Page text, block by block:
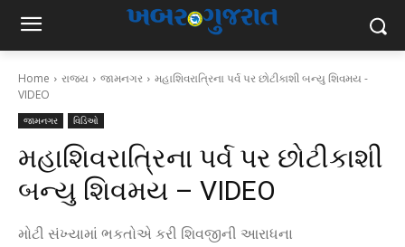
Home રાજ્ય જામનગર
મહાશિવરાત્રિના પર્વ પર છોટીકાશી બન્યુ શિવમય -
VIDEO
જામનગર વિડિઓ
મહાશિવરાત્રિના પર્વ પર છોટીકાશી
બન્યુ શિવમય – VIDEO
મોટી સંખ્યામાં ભકતોએ કરી શિવજીની આરાધના